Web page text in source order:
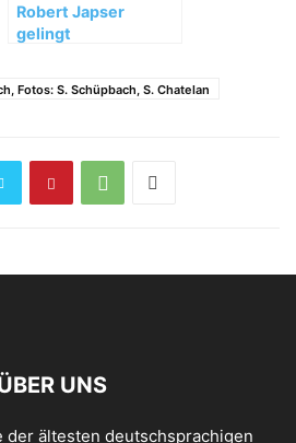
Robert Japser
gelingt
Kokosnuss“ (M12,
Fotos: S. Schüpbach, S. Chatelan
UNS
der ältesten deutschsprachigen